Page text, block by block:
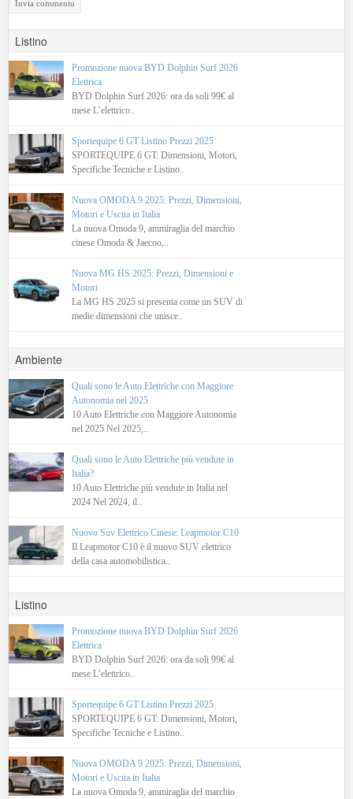
Listino
Promozione nuova BYD Dolphin Surf 2026
Elettrica
BYD Dolphin Surf 2026: ora da soli 99€ al
mese L’elettrico..
Sportequipe 6 GT Listino Prezzi 2025
SPORTEQUIPE 6 GT: Dimensioni, Motori,
Specifiche Tecniche e Listino..
Nuova OMODA 9 2025: Prezzi, Dimensioni,
Motori e Uscita in Italia
La nuova Omoda 9, ammiraglia del marchio
cinese Omoda & Jaecoo,..
Nuova MG HS 2025: Prezzi, Dimensioni e
Motori
La MG HS 2025 si presenta come un SUV di
medie dimensioni che unisce..
Ambiente
Quali sono le Auto Elettriche con Maggiore
Autonomia nel 2025
10 Auto Elettriche con Maggiore Autonomia
nel 2025 Nel 2025,..
Quali sono le Auto Elettriche più vendute in
Italia?
10 Auto Elettriche più vendute in Italia nel
2024 Nel 2024, il..
Nuovo Suv Elettrico Cinese: Leapmotor C10
Il Leapmotor C10 è il nuovo SUV elettrico
della casa automobilistica..
Listino
Promozione nuova BYD Dolphin Surf 2026
Elettrica
BYD Dolphin Surf 2026: ora da soli 99€ al
mese L’elettrico..
Sportequipe 6 GT Listino Prezzi 2025
SPORTEQUIPE 6 GT: Dimensioni, Motori,
Specifiche Tecniche e Listino..
Nuova OMODA 9 2025: Prezzi, Dimensioni,
Motori e Uscita in Italia
La nuova Omoda 9, ammiraglia del marchio